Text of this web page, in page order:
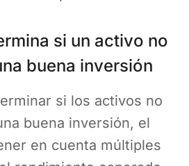
si un activo no
buena inversión
si los activos no
buena inversión, el
en cuenta múltiples